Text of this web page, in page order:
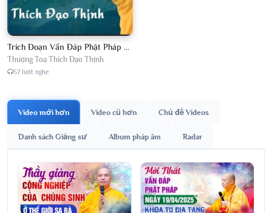
Trích Đoạn Vấn Đáp Phật Pháp 2026
Thượng Toạ Thích Đạo Thịnh
57 lượt nghe
Video mới hơn Video cũ hơn Chủ đề Videos
Danh sách Giảng sư Album pháp âm Radar